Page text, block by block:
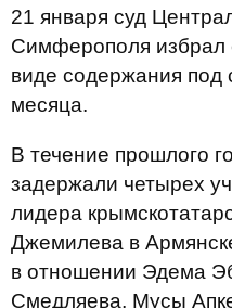
21 января суд
Симферополя избрал
виде содержания под
месяца.
В течение прошлого
задержали четырех
лидера
Джемилева в
в отношении Эдема
Смедляева, Мусы